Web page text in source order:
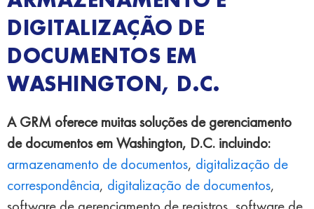
DIGITALIZAÇÃO DE
DOCUMENTOS EM
WASHINGTON, D.C.
A GRM oferece muitas soluções de gerenciamento
de documentos em Washington, D.C. incluindo:
armazenamento de documentos, digitalização de
correspondência, digitalização de documentos,